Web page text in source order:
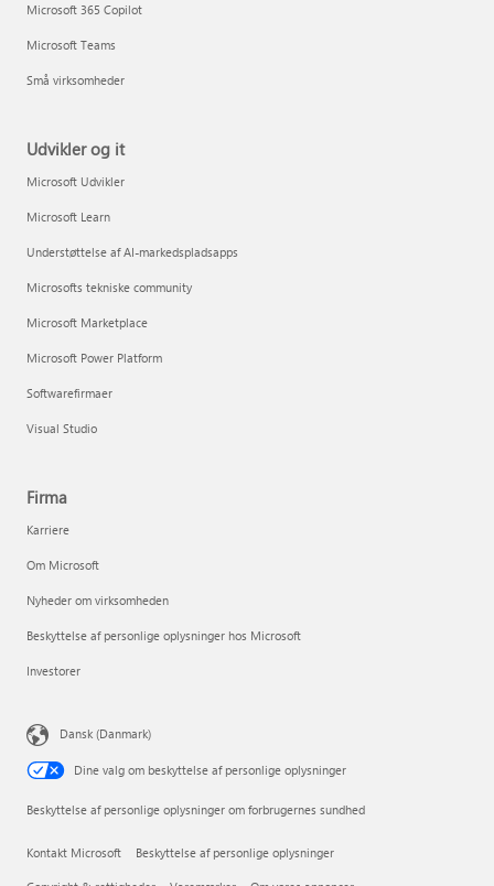
Microsoft 365 Copilot
Microsoft Teams
Små virksomheder
Udvikler og it
Microsoft Udvikler
Microsoft Learn
Understøttelse af AI-markedspladsapps
Microsofts tekniske community
Microsoft Marketplace
Microsoft Power Platform
Softwarefirmaer
Visual Studio
Firma
Karriere
Om Microsoft
Nyheder om virksomheden
Beskyttelse af personlige oplysninger hos Microsoft
Investorer
Dansk (Danmark)
Dine valg om beskyttelse af personlige oplysninger
Beskyttelse af personlige oplysninger om forbrugernes sundhed
Kontakt Microsoft Beskyttelse af personlige oplysninger